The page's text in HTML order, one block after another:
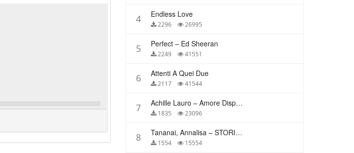
4 Endless Love
2296 26995
5 Perfect – Ed Sheeran
2249 41551
6 Attenti A Quei Due
2117 41544
7 Achille Lauro – Amore Disperato
1835 23096
8 Tananai, Annalisa – STORIE BREVI
1554 15554